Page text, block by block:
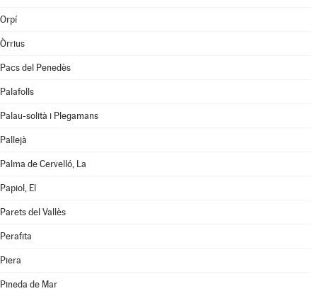
Orpí
Òrrius
Pacs del Penedès
Palafolls
Palau-solità i Plegamans
Pallejà
Palma de Cervelló, La
Papiol, El
Parets del Vallès
Perafita
Piera
Pineda de Mar